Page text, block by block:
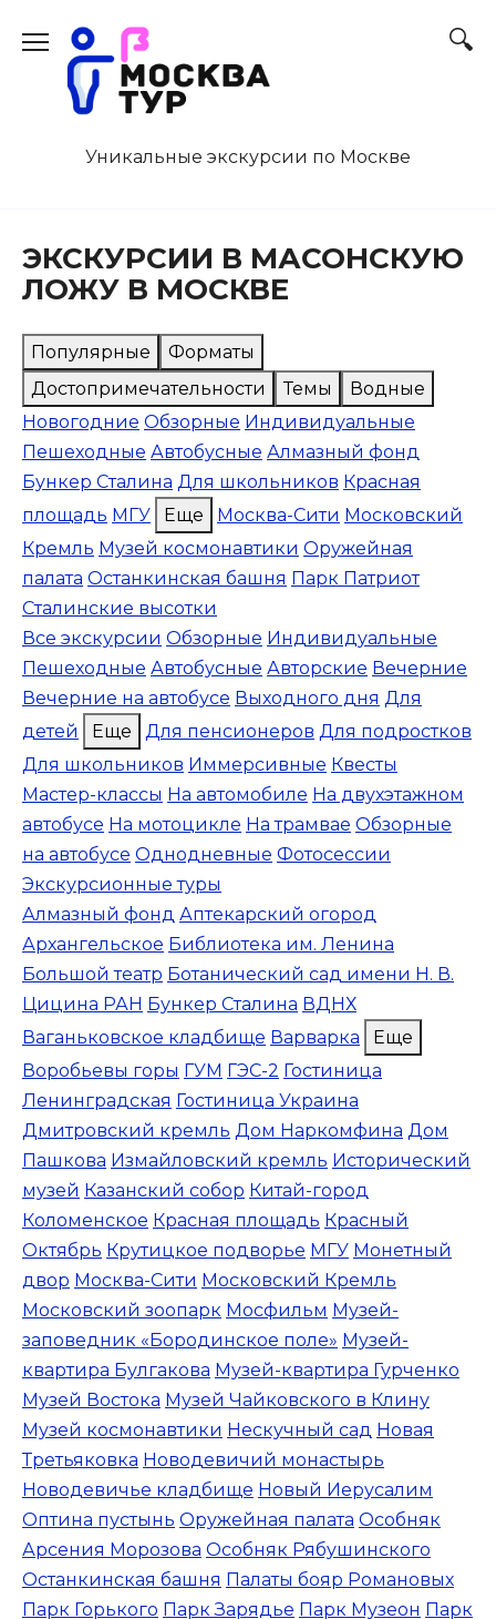
содержанию
Уникальные экскурсии по Москве
ЭКСКУРСИИ В МАСОНСКУЮ
ЛОЖУ В МОСКВЕ
Популярные
Форматы
Достопримечательности
Темы
Водные
Новогодние Обзорные Индивидуальные
Пешеходные Автобусные Алмазный фонд
Бункер Сталина Для школьников Красная
площадь МГУ Еще Москва-Сити Московский
Кремль Музей космонавтики Оружейная
палата Останкинская башня Парк Патриот
Сталинские высотки
Все экскурсии Обзорные Индивидуальные
Пешеходные Автобусные Авторские Вечерние
Вечерние на автобусе Выходного дня Для
детей
Еще Для пенсионеров Для подростков
Для школьников Иммерсивные Квесты
Мастер-классы На автомобиле На двухэтажном
автобусе На мотоцикле На трамвае Обзорные
на автобусе Однодневные Фотосессии
Экскурсионные туры
Алмазный фонд Аптекарский огород
Архангельское Библиотека им. Ленина
Большой театр Ботанический сад имени Н. В.
Цицина РАН Бункер Сталина ВДНХ
Ваганьковское кладбище Варварка
Еще
Воробьевы горы ГУМ ГЭС-2 Гостиница
Ленинградская Гостиница Украина
Дмитровский кремль Дом Наркомфина Дом
Пашкова Измайловский кремль Исторический
музей Казанский собор Китай-город
Коломенское Красная площадь Красный
Октябрь Крутицкое подворье МГУ Монетный
двор Москва-Сити Московский Кремль
Московский зоопарк Мосфильм Музей-
заповедник «Бородинское поле» Музей-
квартира Булгакова Музей-квартира Гурченко
Музей Востока Музей Чайковского в Клину
Музей космонавтики Нескучный сад Новая
Третьяковка Новодевичий монастырь
Новодевичье кладбище Новый Иерусалим
Оптина пустынь Оружейная палата Особняк
Арсения Морозова Особняк Рябушинского
Останкинская башня Палаты бояр Романовых
Парк Горького Парк Зарядье Парк Музеон Парк